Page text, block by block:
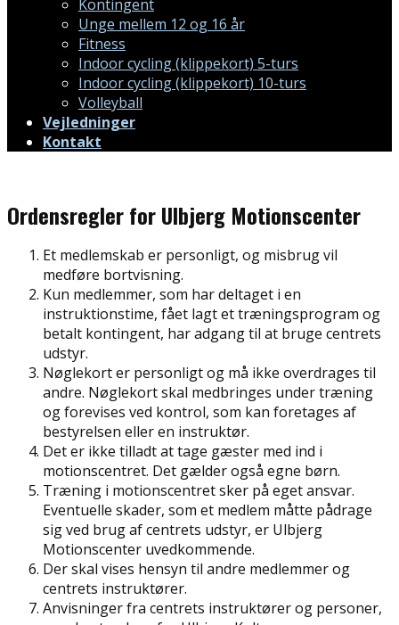
Kontingent
Unge mellem 12 og 16 år
Fitness
Indoor cycling (klippekort) 5-turs
Indoor cycling (klippekort) 10-turs
Volleyball
Vejledninger
Kontakt
Ordensregler for Ulbjerg Motionscenter
Et medlemskab er personligt, og misbrug vil
medføre bortvisning.
Kun medlemmer, som har deltaget i en
instruktionstime, fået lagt et træningsprogram og
betalt kontingent, har adgang til at bruge centrets
udstyr.
Nøglekort er personligt og må ikke overdrages til
andre. Nøglekort skal medbringes under træning
og forevises ved kontrol, som kan foretages af
bestyrelsen eller en instruktør.
Det er ikke tilladt at tage gæster med ind i
motionscentret. Det gælder også egne børn.
Træning i motionscentret sker på eget ansvar.
Eventuelle skader, som et medlem måtte pådrage
sig ved brug af centrets udstyr, er Ulbjerg
Motionscenter uvedkommende.
Der skal vises hensyn til andre medlemmer og
centrets instruktører.
Anvisninger fra centrets instruktører og personer,